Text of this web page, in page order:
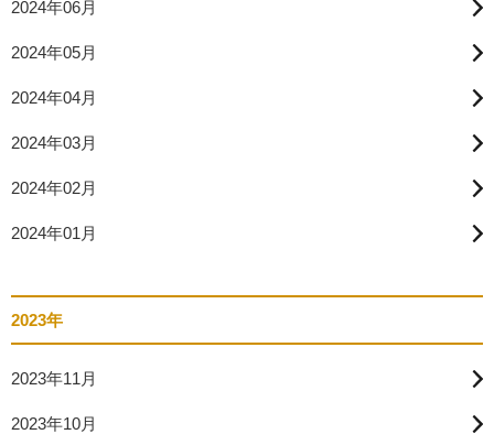
2024年06月
2024年05月
2024年04月
2024年03月
2024年02月
2024年01月
2023年
2023年11月
2023年10月